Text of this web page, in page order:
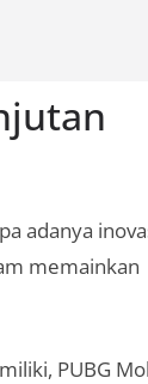
adanya
memainkan
PUBG